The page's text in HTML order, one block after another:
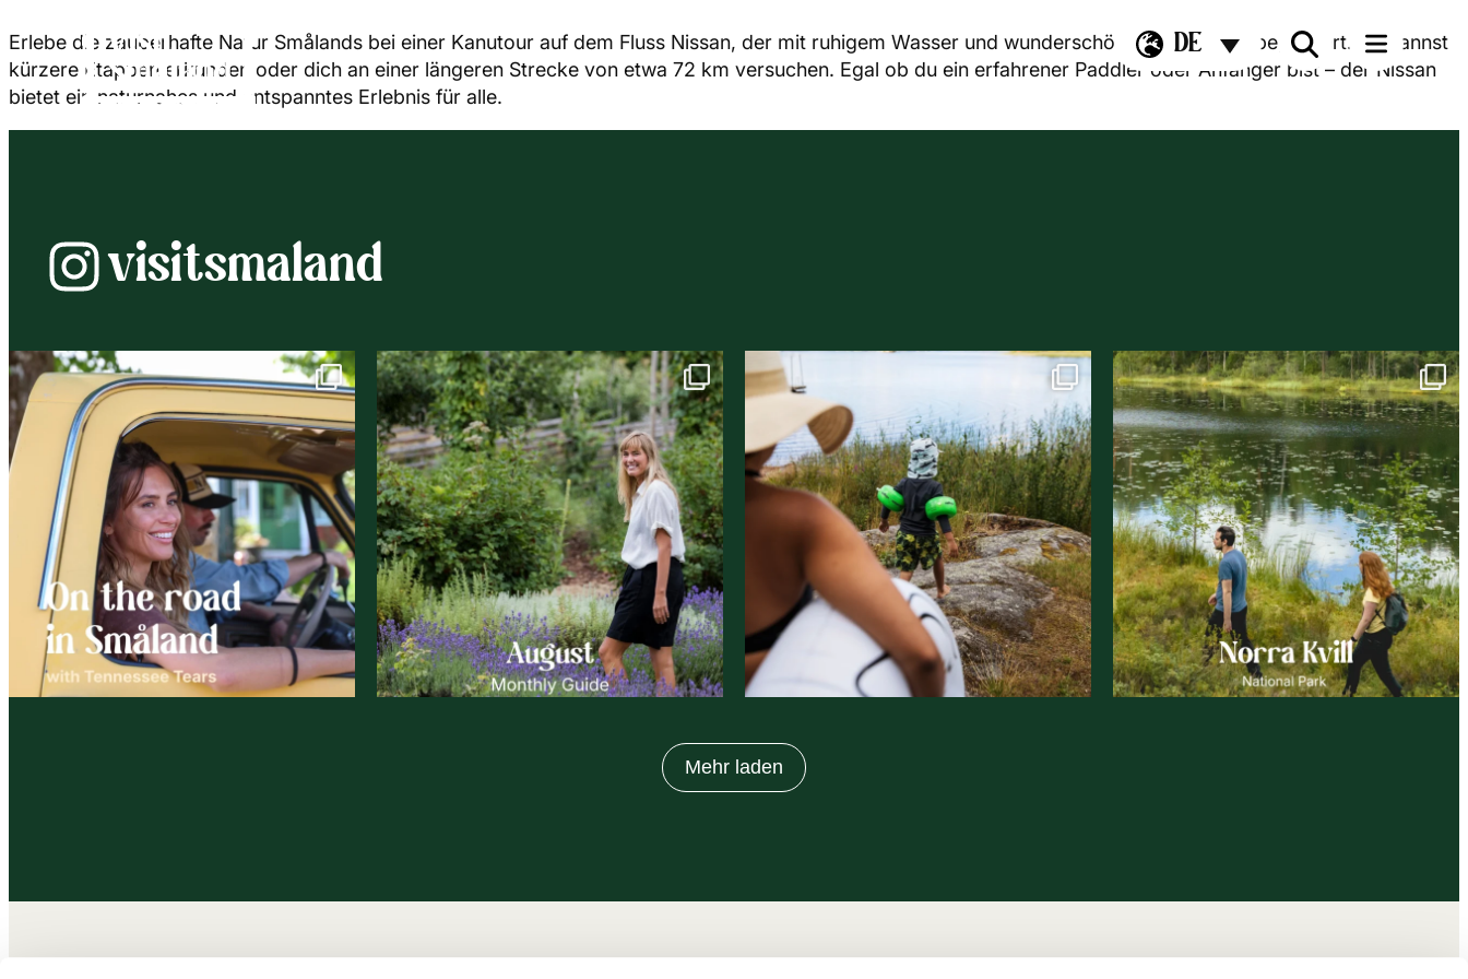
DE
Erlebe die zauberhafte Natur Smålands bei einer Kanutour auf dem Fluss Nissan, der mit ruhigem Wasser und wunderschöner Landschaft begeistert. Du kannst
kürzere Etappen erkunden oder dich an einer längeren Strecke von etwa 72 km versuchen. Egal ob du ein erfahrener Paddler oder Anfänger bist – der Nissan
bietet ein naturnahes und entspanntes Erlebnis für alle.
Instagramvisitsmaland
Mehr laden